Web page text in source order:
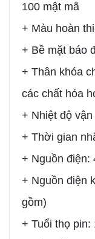
100 mật mã
+ Màu hoàn
+ Bề mặt báo
+ Thân khóa
các chất hóa
+ Nhiệt độ
+ Thời gian
+ Nguồn điện:
+ Nguồn điện
gồm)
+ Tuổi thọ pin: